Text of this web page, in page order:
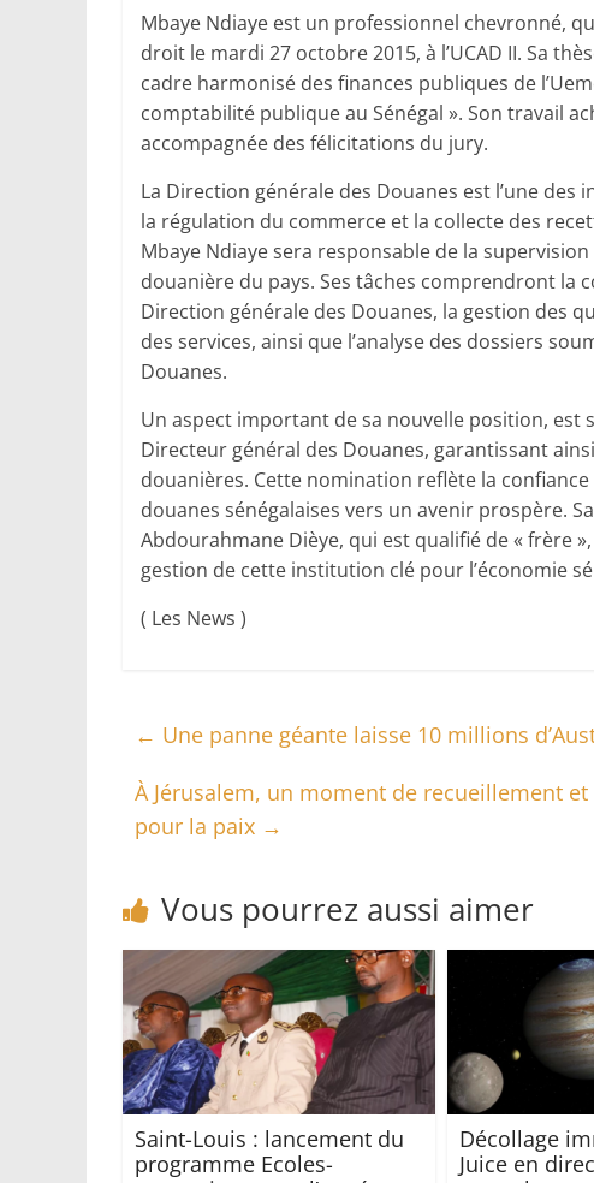
Mbaye Ndiaye est un professionnel chevronné,
droit le mardi 27 octobre 2015, à l’UCAD II. Sa
cadre harmonisé des finances publiques de
comptabilité publique au Sénégal ». Son travail
accompagnée des félicitations du jury.
La Direction générale des Douanes est l’une
la régulation du commerce et la collecte des
Mbaye Ndiaye sera responsable de la
douanière du pays. Ses tâches comprendront la
Direction générale des Douanes, la gestion des
des services, ainsi que l’analyse des dossiers
Douanes.
Un aspect important de sa nouvelle position, est
Directeur général des Douanes, garantissant
douanières. Cette nomination reflète la
douanes sénégalaises vers un avenir prospère.
Abdourahmane Dièye, qui est qualifié de « frère
gestion de cette institution clé pour l’économie
( Les News )
← Une panne géante laisse 10 millions
À Jérusalem, un moment de recueillement
pour la paix →
Vous pourrez aussi aimer
Saint-Louis : lancement du
programme Ecoles-
Décollage
Juice en